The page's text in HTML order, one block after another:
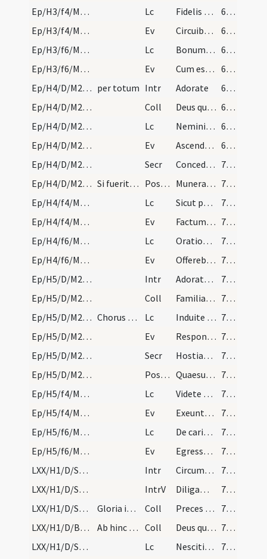
Ep/H3/f4/M2/Mass Propers
Lc Fidelis sermo et omni acceptione dignus
68 (24v)
Ep/H3/f4/M2/Mass Propers
Ev Circuibat Iesus totam Galilaeam docens
68 (24v)
Ep/H3/f6/M2/Mass Propers
Lc Bonum est homini mulierem non tangere
68 (24v)
Ep/H3/f6/M2/Mass Propers
Ev Cum esset Iesus ... ecce vir plenus lepra
69 (25r)
Ep/H4/D/M2/Mass Propers per totum Intr Adorate
69 (25r)
Ep/H4/D/M2/Mass Propers
Coll Deus qui nos in tantis periculis constitutos
69 (25r)
Ep/H4/D/M2/Mass Propers
Lc Nemini quicquam debeatis
69 (25r)
Ep/H4/D/M2/Mass Propers
Ev Ascendente Iesu in naviculam ... Et ecce motus magnus factus est
69 (25r)
Ep/H4/D/M2/Mass Propers
Secr Concede quaesumus omnipotens Deus ut huius sacrificii munus oblatum
70 (25v)
Ep/H4/D/M2/Mass Propers
Si fuerit plures dominicae quam tres tunc officiu… Postcomm Munera tua nos Domine a delectationibus terrenis expediant
70 (25v)
Ep/H4/f4/M2/Mass Propers
Lc Sicut per unius delictum
70 (25v)
Ep/H4/f4/M2/Mass Propers
Ev Factum est autem euntibus illis in via ... Sequar te
70 (25v)
Ep/H4/f6/M2/Mass Propers
Lc Orationi instate vigilantes in ea in gratiarum actione
70 (25v)
Ep/H4/f6/M2/Mass Propers
Ev Offerebant Iesu parvulos ut tangeret illos
71 (26r)
Ep/H5/D/M2/Mass Propers
Intr Adorate Deum
71 (26r)
Ep/H5/D/M2/Mass Propers
Coll Familiam tuam quaesumus Domine continua pietate custodi
71 (26r)
Ep/H5/D/M2/Mass Propers
Chorus non tenet. Lc Induite vos sicut electi Dei
71 (26r)
Ep/H5/D/M2/Mass Propers
Ev Respondens Iesus ... Confiteor tibi Pater
71 (26r)
Ep/H5/D/M2/Mass Propers
Secr Hostias tibi Domine placationis offerimus
72 (26v)
Ep/H5/D/M2/Mass Propers
Postcomm Quaesumus omnipotens Deus ut illius salutaris sacramenti capiamus effectum
72 (26v)
Ep/H5/f4/M2/Mass Propers
Lc Videte vocationem vestram
72 (26v)
Ep/H5/f4/M2/Mass Propers
Ev Exeuntes pharisaei cum Herodianis consilium
72 (26v)
Ep/H5/f6/M2/Mass Propers
Lc De caritate fraternitatis non necesse habemus scribere
73 (27r)
Ep/H5/f6/M2/Mass Propers
Ev Egressus est Iesus ad mare
73 (27r)
LXX/H1/D/Septuagesima/M2/Mass Propers
Intr Circumdederunt me
73 (27r)
LXX/H1/D/Septuagesima/M2/Mass Propers
IntrV Diligam te Domine
73 (27r)
LXX/H1/D/Septuagesima/M2/Mass Propers
Gloria in excelsis non dicitur ab hinc usque ad P… Coll Preces populi tui ... pro tui nominis gloria misericorditer liberemur.
73 (27r)
LXX/H1/D/BMV/M2/Mass Propers
Ab hinc usque ad Pascha dicitur tantum una oratio… Coll Deus qui salutis
73 (27r)
LXX/H1/D/Septuagesima/M2/Mass Propers
Lc Nescitis quod hi qui in stadio currunt
73 (27r)